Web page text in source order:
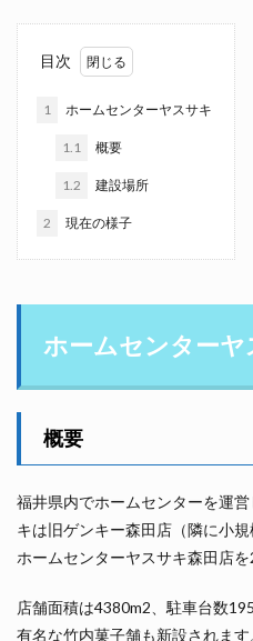
目次
1 ホームセンターヤスサキ
1.1 概要
1.2 建設場所
2 現在の様子
ホームセンターヤ
概要
福井県内でホームセンターを運
キは旧ゲンキー森田店（隣に小
ホームセンターヤスサキ森田店
店舗面積は4380m2、駐車台数
有名な竹内菓子舗も新設されます